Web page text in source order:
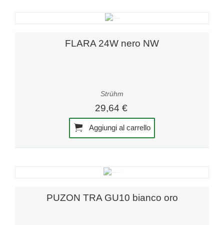
FLARA 24W nero NW
Strühm
29,64 €
Aggiungi al carrello
PUZON TRA GU10 bianco oro